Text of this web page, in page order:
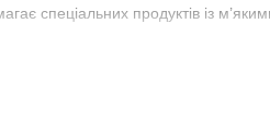
спеціальних продуктів із